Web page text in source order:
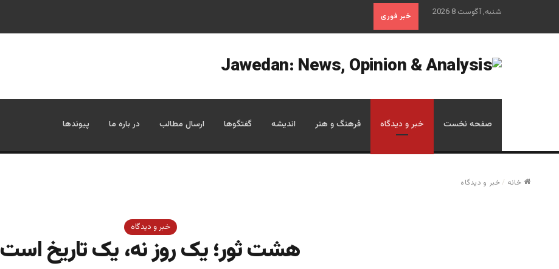
شنبه, آگوست 8 2026 خبر فوری
صفحه نخست خبر و دیدگاه فرهنگ و هنر اندیشه گفتگوها ارسال مطالب در باره ما پیوندها
خانه /خبر و دیدگاه
خبر و دیدگاه
هشت ثور؛ يک روز نه، يک تاريخ است